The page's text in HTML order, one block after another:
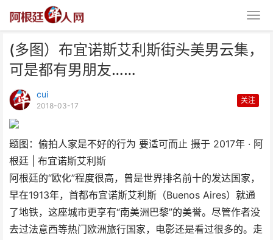
(多图）布宜诺斯艾利斯街头美男云集，
可是都有男朋友……
cui
2018-03-17
关注
题图：偷拍人家是不好的行为 要适可而止 摄于 2017年 · 阿
根廷 | 布宜诺斯艾利斯
阿根廷的“欧化”程度很高，曾是世界排名前十的发达国家，
早在1913年，首都布宜诺斯艾利斯（Buenos Aires）就通
了地铁，这座城市更享有“南美洲巴黎”的美誉。尽管作者没
去过法意西等热门欧洲旅行国家，电影还是看过很多的。走
(多图）布宜诺斯艾利斯街头美男
云集，可是都有男朋友…